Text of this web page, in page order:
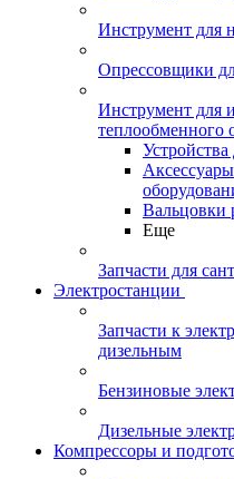
Инструмент для
Опрессовщики
Инструмент для
теплообменного
Вальцовки
Еще
Запчасти для
Электростанции
Запчасти к
дизельным
Бензиновые
Дизельные
Компрессоры и